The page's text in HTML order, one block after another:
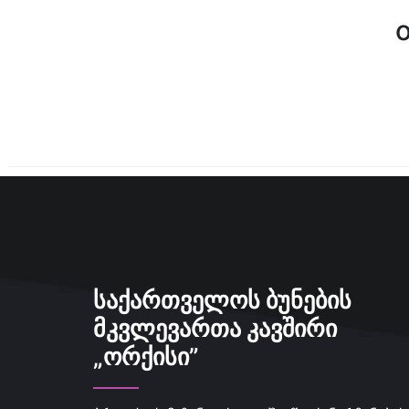
ᲡᲐᲥᲐᲠᲗᲕᲔᲚᲝᲡ ᲑᲣᲜᲔᲑᲘᲡ
ᲛᲙᲕᲚᲔᲕᲐᲠᲗᲐ ᲙᲐᲕᲨᲘᲠᲘ
„ᲝᲠᲥᲘᲡᲘ”